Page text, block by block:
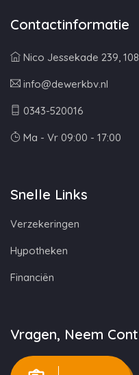
Contactinformatie
Nico Jessekade 239,
info@dewerkbv.nl
0343-520016
Ma - Vr 09:00 - 17:00
Snelle Links
Verzekeringen
Hypotheken
Financiën
Vragen, Neem